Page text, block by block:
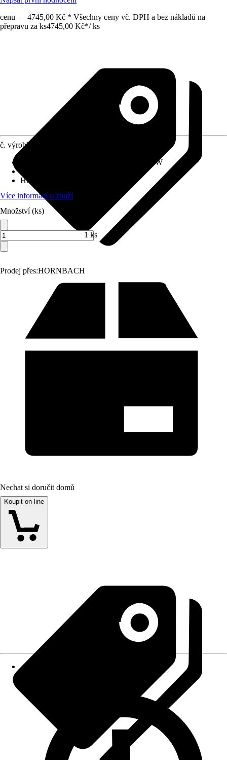
cenu — 4745,00 Kč * Všechny ceny vč. DPH a bez nákladů na
přepravu za ks4745,00 Kč*/ ks
Prodej přes:HORNBACH
č. výrobku
720 W - 720 W
Hmotnost
Více informací o zboží
Množství (ks)
1 ks
Nechat si doručit domů
Koupit on-line